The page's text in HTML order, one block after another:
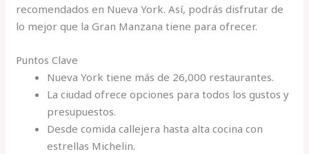
recomendados en Nueva York. Así, podrás disfrutar de
lo mejor que la Gran Manzana tiene para ofrecer.
Puntos Clave
Nueva York tiene más de 26,000 restaurantes.
La ciudad ofrece opciones para todos los gustos y
presupuestos.
Desde comida callejera hasta alta cocina con
estrellas Michelin.